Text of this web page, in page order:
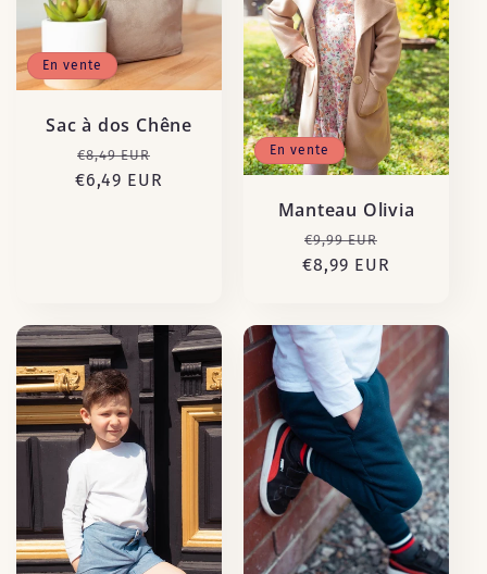
En vente
Sac à dos Chêne
Prix
habituel
€8,49 EUR
promotionnel
€6,49 EUR
En vente
Manteau Olivia
Prix
habituel
€9,99 EUR
€8,99 EUR